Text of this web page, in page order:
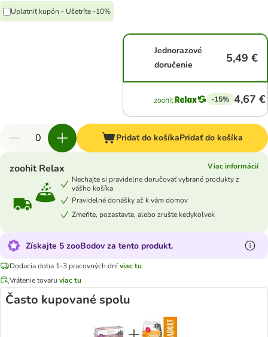
Uplatniť kupón - Ušetríte -10%
Jednorazové
doručenie
5,49 €
-15% 4,67 €
Pridať do košíkaPridať do košíka
zoohit Relax
Viac informácií
Nechajte si pravidelne doručovať vybrané produkty z
vášho košíka
Pravidelné donášky až k vám domov
Zmeňte, pozastavte, alebo zrušte kedykoľvek
Získajte 5 zooBodov za tento produkt.
Dodacia doba 1-3 pracovných dníviac tu
Vrátenie tovaru viac tu
Často kupované spolu